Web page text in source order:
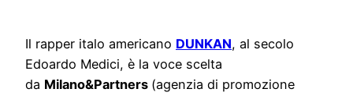
Il rapper italo americano DUNKAN, al secolo
Edoardo Medici, è la voce scelta
da Milano&Partners (agenzia di promozione